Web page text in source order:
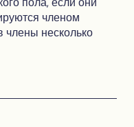
членом
члены несколько